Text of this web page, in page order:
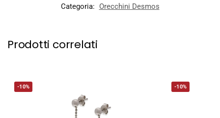
Categoria:
Orecchini Desmos
Prodotti correlati
-10% -10%